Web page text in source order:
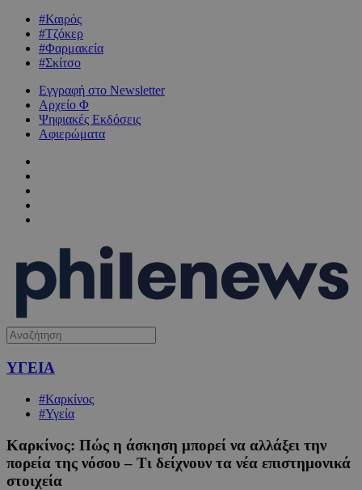
#Καιρός
#Τζόκερ
#Φαρμακεία
#Σκίτσο
Εγγραφή στο Newsletter
Αρχείο Φ
Ψηφιακές Εκδόσεις
Αφιερώματα
ΥΓΕΙΑ
#Καρκίνος
#Υγεία
Καρκίνος: Πώς η άσκηση μπορεί να αλλάξει την
πορεία της νόσου – Τι δείχνουν τα νέα επιστημονικά
στοιχεία